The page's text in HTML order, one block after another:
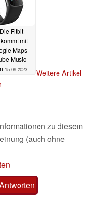
Fitbit
mit
Maps-
Music-
15.09.2023
Weitere Artikel
zu diesem
(auch ohne